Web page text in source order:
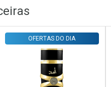
OFERTAS DO DIA